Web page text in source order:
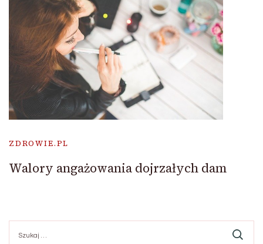
ZDROWIE.PL
Walory angażowania dojrzałych dam